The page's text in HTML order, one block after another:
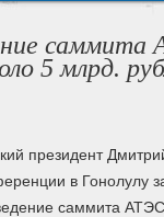
5 млрд.
президент
в Гонолулу
саммита